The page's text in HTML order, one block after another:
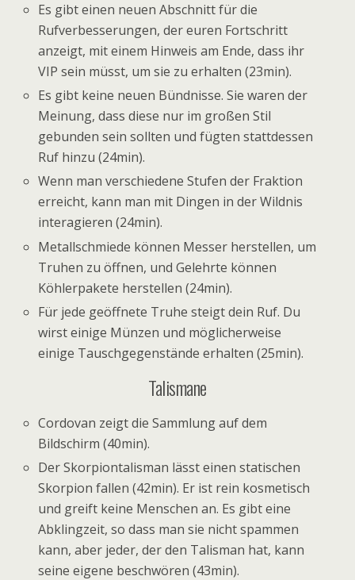
Es gibt einen neuen Abschnitt für die
Rufverbesserungen, der euren Fortschritt
anzeigt, mit einem Hinweis am Ende, dass ihr
VIP sein müsst, um sie zu erhalten (23min).
Es gibt keine neuen Bündnisse. Sie waren der
Meinung, dass diese nur im großen Stil
gebunden sein sollten und fügten stattdessen
Ruf hinzu (24min).
Wenn man verschiedene Stufen der Fraktion
erreicht, kann man mit Dingen in der Wildnis
interagieren (24min).
Metallschmiede können Messer herstellen, um
Truhen zu öffnen, und Gelehrte können
Köhlerpakete herstellen (24min).
Für jede geöffnete Truhe steigt dein Ruf. Du
wirst einige Münzen und möglicherweise
einige Tauschgegenstände erhalten (25min).
Talismane
Cordovan zeigt die Sammlung auf dem
Bildschirm (40min).
Der Skorpiontalisman lässt einen statischen
Skorpion fallen (42min). Er ist rein kosmetisch
und greift keine Menschen an. Es gibt eine
Abklingzeit, so dass man sie nicht spammen
kann, aber jeder, der den Talisman hat, kann
seine eigene beschwören (43min).